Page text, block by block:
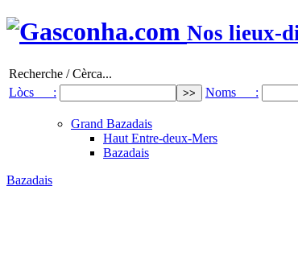
Nos lieux-
Recherche / Cèrca...
Lòcs :
Noms :
Grand Bazadais
Haut Entre-deux-Mers
Bazadais
Bazadais